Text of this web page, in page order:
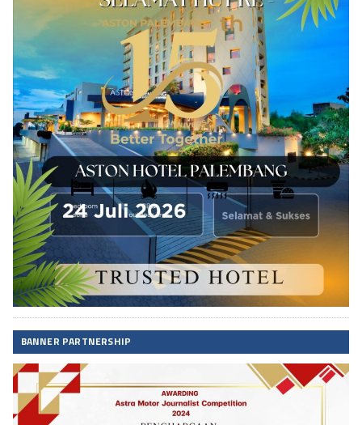
BANNER PARTNERSHIP